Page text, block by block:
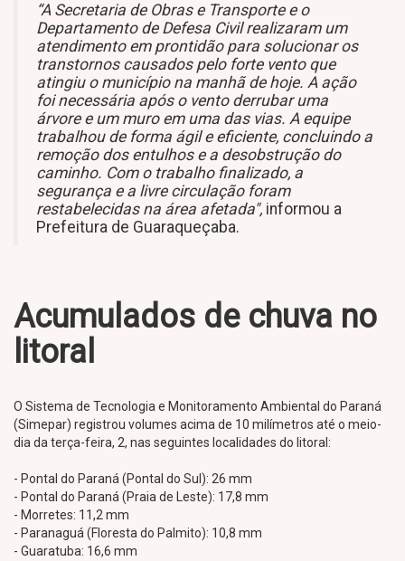
“A Secretaria de Obras e Transporte e o
Departamento de Defesa Civil realizaram um
atendimento em prontidão para solucionar os
transtornos causados pelo forte vento que
atingiu o município na manhã de hoje. A ação
foi necessária após o vento derrubar uma
árvore e um muro em uma das vias. A equipe
trabalhou de forma ágil e eficiente, concluindo a
remoção dos entulhos e a desobstrução do
caminho. Com o trabalho finalizado, a
segurança e a livre circulação foram
restabelecidas na área afetada", informou a
Prefeitura de Guaraqueçaba.
Acumulados de chuva no
litoral
O Sistema de Tecnologia e Monitoramento Ambiental do Paraná
(Simepar) registrou volumes acima de 10 milímetros até o meio-
dia da terça-feira, 2, nas seguintes localidades do litoral:
- Pontal do Paraná (Pontal do Sul): 26 mm
- Pontal do Paraná (Praia de Leste): 17,8 mm
- Morretes: 11,2 mm
- Paranaguá (Floresta do Palmito): 10,8 mm
- Guaratuba: 16,6 mm